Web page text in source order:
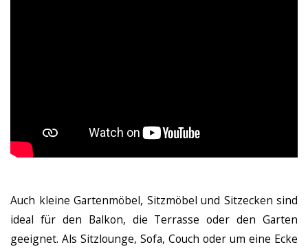
Auch kleine Gartenmöbel, Sitzmöbel und Sitzecken sind
ideal für den Balkon, die Terrasse oder den Garten
geeignet. Als Sitzlounge, Sofa, Couch oder um eine Ecke